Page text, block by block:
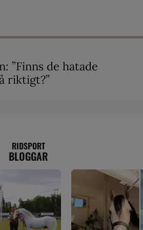
”Finns de hatade
riktigt?”
RIDSPORT
BLOGGAR